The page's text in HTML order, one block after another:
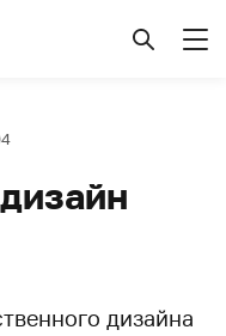
дизайна